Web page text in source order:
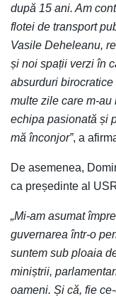
după 15 ani. Am
flotei de transport
Vasile Deheleanu,
și noi spații verzi în
absurduri
multe zile care m-au
echipa pasionată și
mă înconjor”, a
De asemenea,
ca președinte al
„Mi-am asumat
guvernarea într-o
suntem sub ploaia
miniștrii,
oameni. Și că, fie